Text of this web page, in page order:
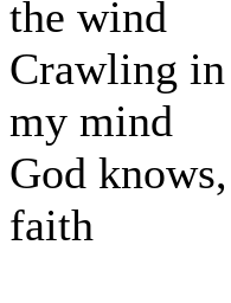
the wind
Crawling
my mind
God
faith